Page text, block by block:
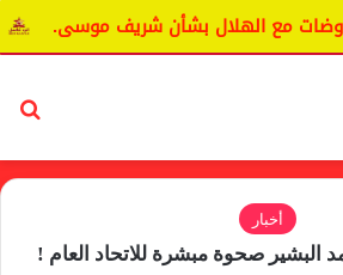
مع الهلال بشأن شريف موسى.
أخبار
البشير صحوة مبشرة للاتحاد العام !